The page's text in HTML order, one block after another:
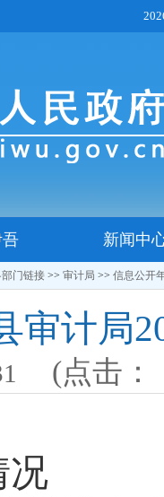
新闻中
门链接 >> 审计局 >> 信息公开
审计局
(点击：
况